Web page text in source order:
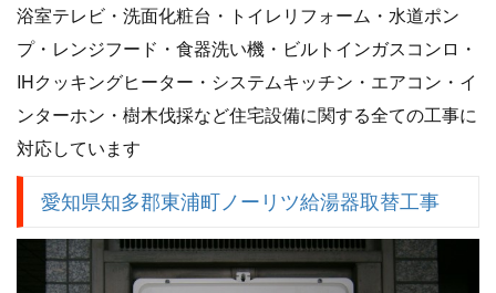
浴室テレビ・洗面化粧台・トイレリフォーム・水道ポン
プ・レンジフード・食器洗い機・ビルトインガスコンロ・
IHクッキングヒーター・システムキッチン・エアコン・イ
ンターホン・樹木伐採など住宅設備に関する全ての工事に
対応しています
愛知県知多郡東浦町ノーリツ給湯器取替工事